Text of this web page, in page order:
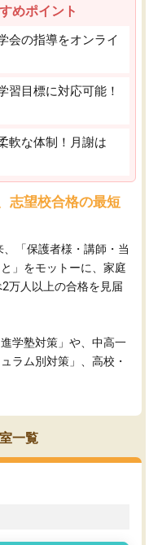
めポイント
会の指導をオンライ
習目標に対応可能！
軟な体制！月謝は
志望校合格の最短
「保護者様・講師・当
」をモットーに、家庭
万人以上の合格を見届
学塾対策」や、中高一
ラム別対策」、高校・
一覧